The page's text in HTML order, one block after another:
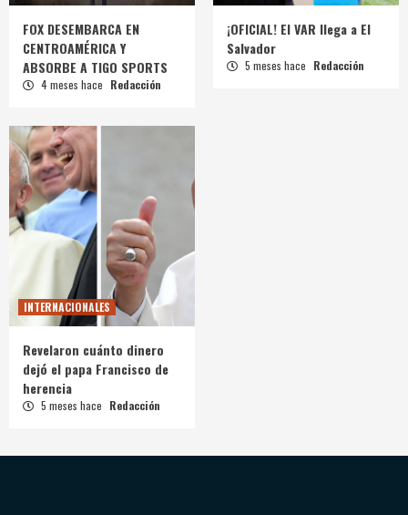
FOX DESEMBARCA EN
CENTROAMÉRICA Y
ABSORBE A TIGO SPORTS
4 meses hace Redacción
¡OFICIAL! El VAR llega a El
Salvador
5 meses hace Redacción
INTERNACIONALES
Revelaron cuánto dinero
dejó el papa Francisco de
herencia
5 meses hace Redacción